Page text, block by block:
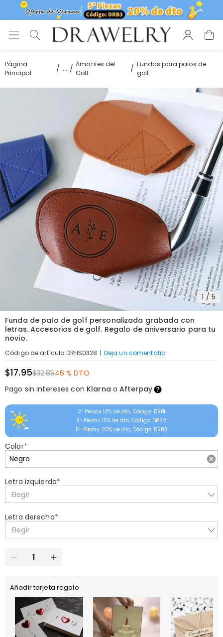
Página
Principal
...
Amantes del
Golf
Fundas para palos de
golf
1 / 5
Funda de palo de golf personalizada grabada con
letras. Accesorios de golf. Regalo de aniversario para tu
novio.
Código de artículo:DRHS0328 | Deja un comentatio
$17.95$32.8546 % DTO
Pago sin intereses con Klarna oAfterpay
2ª Piezas 10% de dto, Código: DRB1
3ª Piezas 15% de dto, Código: DRB2
5ª Piezas 20% de dto, Código: DRB3
Color*
Letra izquierda*
Elegir
Letra derecha*
Elegir
Añadir tarjeta regalo